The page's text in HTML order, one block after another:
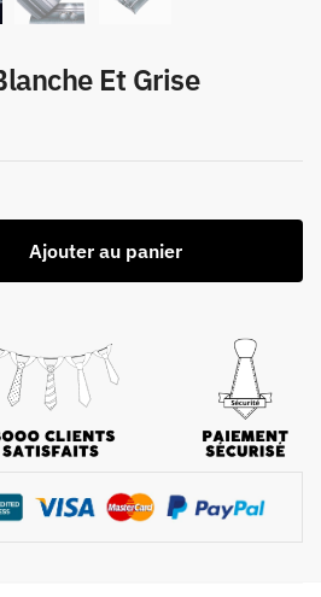
Et Grise
Ajouter au panier